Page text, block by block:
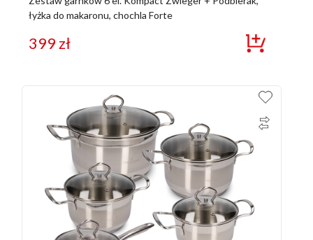
łyżka do makaronu, chochla Forte
399zł